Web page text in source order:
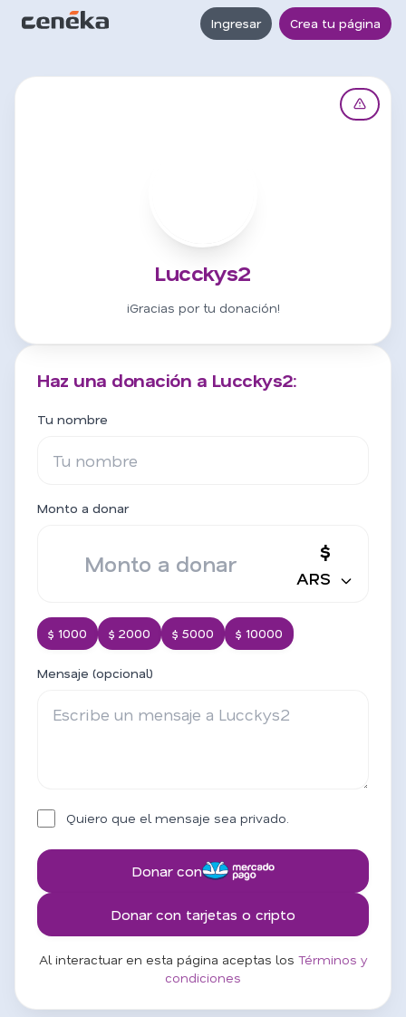
Ingresar Crea tu página
Lucckys2
¡Gracias por tu donación!
Haz una donación a Lucckys2:
Tu nombre
Monto a donar
$
ARS
$ 1000 $ 2000 $ 5000 $ 10000
Mensaje (opcional)
Quiero que el mensaje sea privado.
Donar con
Donar con tarjetas o cripto
Al interactuar en esta página aceptas los Términos y
condiciones